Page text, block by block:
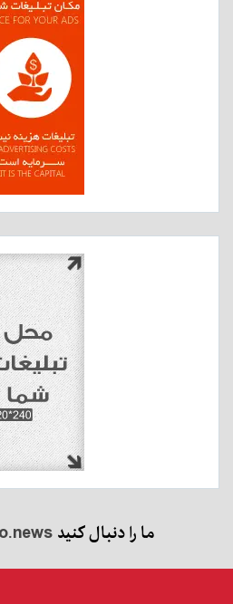
ما را دنبال کنید